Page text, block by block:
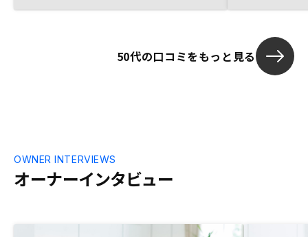
50代の口コミをもっと見る
オーナーインタビュー
OWNER INTERVIEWS